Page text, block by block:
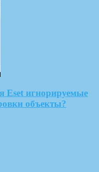
Eset игнорируемые
объекты?